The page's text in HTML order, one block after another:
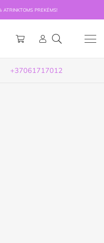
ATRINKTOMS PREKĖMS!
+37061717012